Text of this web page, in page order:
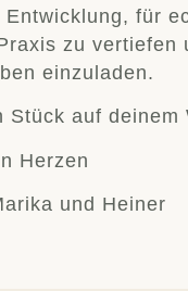
für
zu vertiefen
einzuladen.
auf deinem
Herzen
und Heiner